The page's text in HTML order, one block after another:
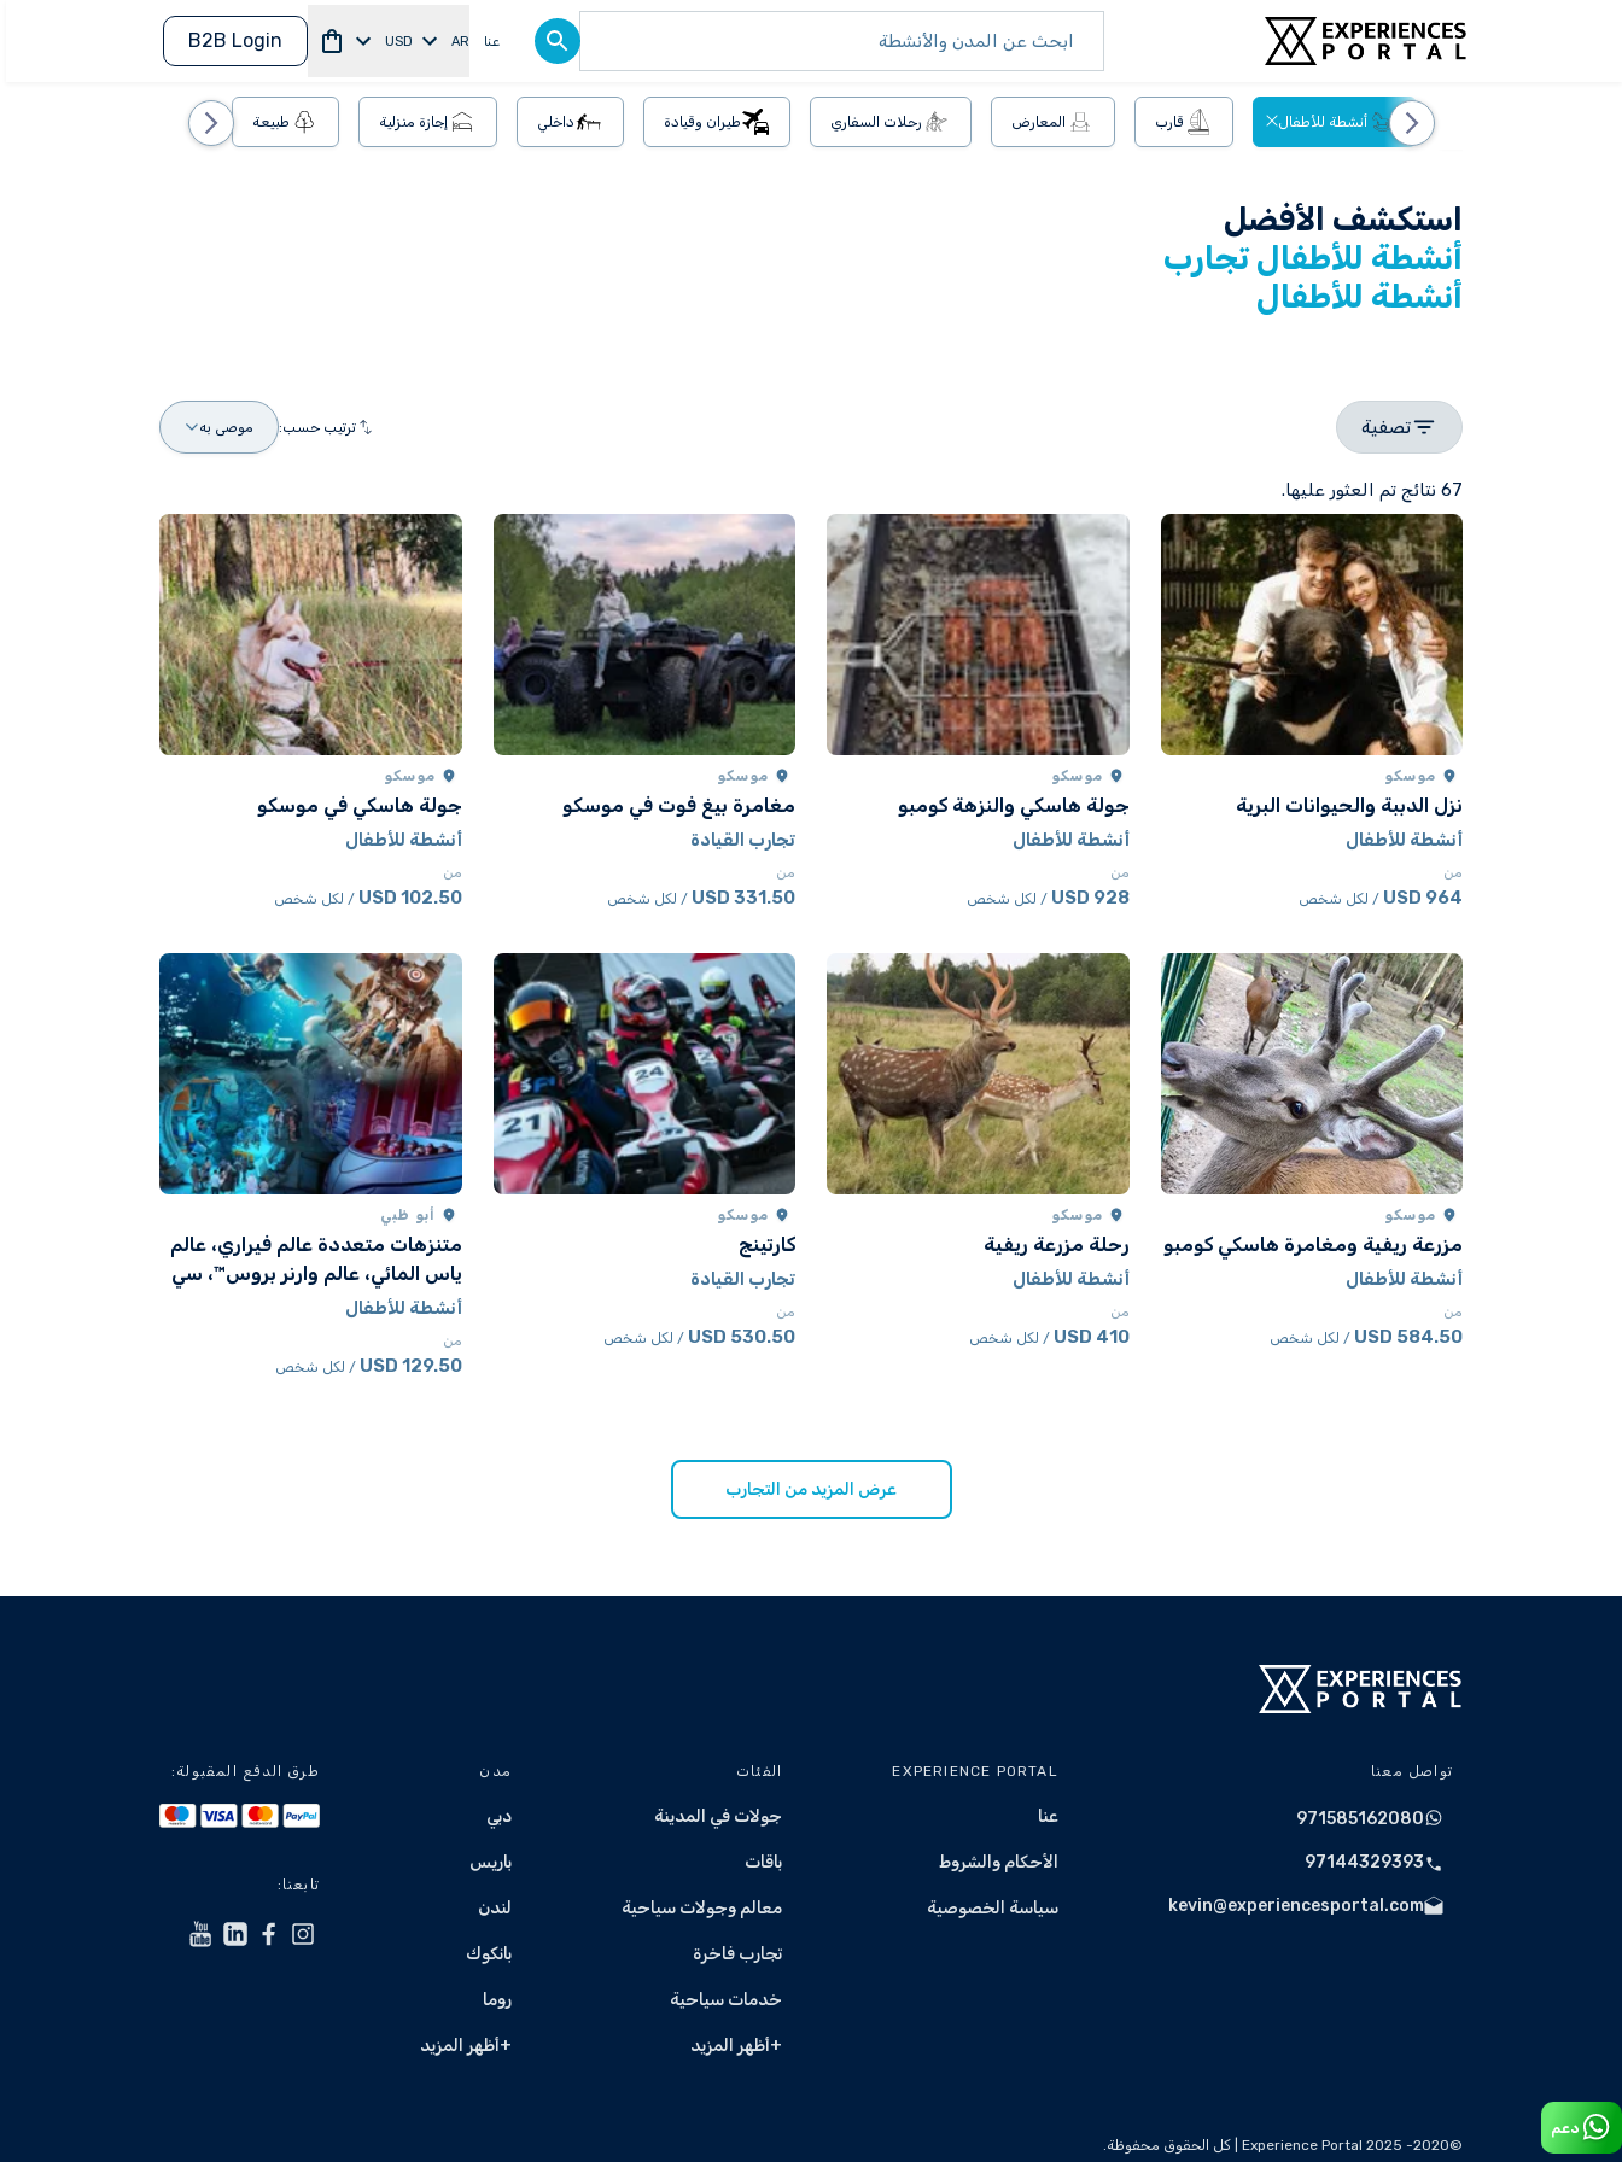
عنا AR
USD
B2B Login
أنشطة للأطفال قارب المعارض رحلات السفاري طيران وقيادة داخلي إجازة منزلية طبيعة
استكشف الأفضل
أنشطة للأطفال تجارب
أنشطة للأطفال
تصفية ترتيب حسب: موصى به
67 نتائج تم العثور عليها.
موسكو
نزل الدببة والحيوانات البرية
أنشطة للأطفال
من
964 USD / لكل شخص
موسكو
جولة هاسكي والنزهة كومبو
أنشطة للأطفال
من
928 USD / لكل شخص
موسكو
مغامرة بيغ فوت في موسكو
تجارب القيادة
من
331.50 USD / لكل شخص
موسكو
جولة هاسكي في موسكو
أنشطة للأطفال
من
102.50 USD / لكل شخص
موسكو
مزرعة ريفية ومغامرة هاسكي كومبو
أنشطة للأطفال
من
584.50 USD / لكل شخص
موسكو
رحلة مزرعة ريفية
أنشطة للأطفال
من
410 USD / لكل شخص
موسكو
كارتينج
تجارب القيادة
من
530.50 USD / لكل شخص
أبو ظبي
متنزهات متعددة عالم فيراري، عالم
ياس المائي، عالم وارنر بروس™، سي
وورلد أبوظبي
أنشطة للأطفال
من
129.50 USD / لكل شخص
عرض المزيد من التجارب
تواصل معنا
971585162080
97144329393
kevin@experiencesportal.com
EXPERIENCE PORTAL
عنا
الأحكام والشروط
سياسة الخصوصية
الفئات
جولات في المدينة
باقات
معالم وجولات سياحية
تجارب فاخرة
خدمات سياحية
+أظهر المزيد
مدن
دبي
باريس
لندن
بانكوك
روما
+أظهر المزيد
طرق الدفع المقبولة:
تابعنا:
©2020- 2025 Experience Portal | كل الحقوق محفوظة.
دعم